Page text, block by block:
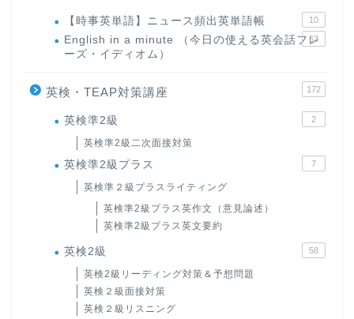
【時事英単語】ニュース頻出英単語帳 10
English in a minute （今日の使える英会話フレ
ーズ・イディオム）
63
英検・TEAP対策講座 172
英検準2級 2
英検準2級二次面接対策
英検準2級プラス 7
英検準２級プラスライティング
英検準2級プラス英作文（意見論述）
英検準2級プラス英文要約
英検2級 58
英検2級リーディング対策＆予想問題
英検２級面接対策
英検２級リスニング